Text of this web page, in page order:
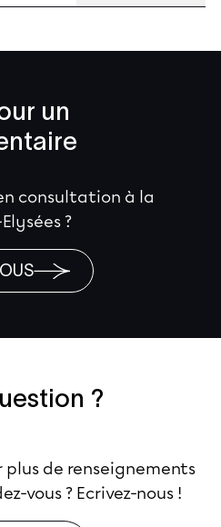
un
consultation à la
?
?
plus de renseignements
vous ? Ecrivez-nous !